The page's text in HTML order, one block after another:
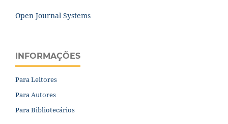
Open Journal Systems
INFORMAÇÕES
Para Leitores
Para Autores
Para Bibliotecários